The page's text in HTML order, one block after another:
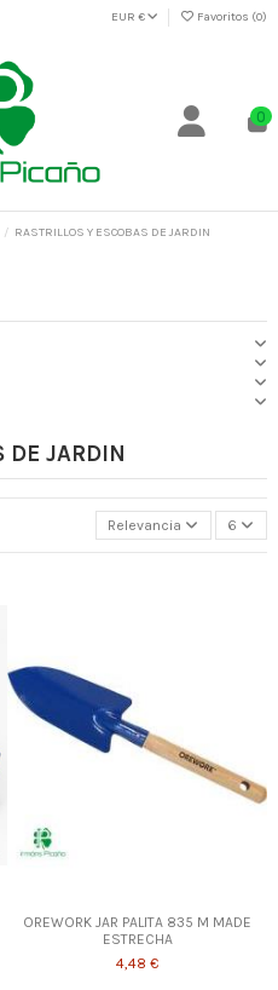
EUR € Favoritos (0)
0
RASTRILLOS Y ESCOBAS DE JARDIN
DE JARDIN
Relevancia 6
OREWORK JAR PALITA 835 M MADE
ESTRECHA
4,48 €